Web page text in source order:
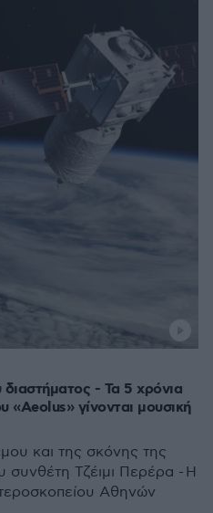
διαστήματος - Τα 5 χρόνια
«Aeolus» γίνονται μουσική
και της σκόνης της
συνθέτη Τζέιμι Περέρα - Η
Αθηνών